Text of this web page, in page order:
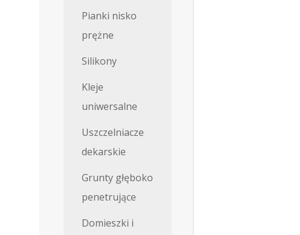
Pianki nisko
prężne
Silikony
Kleje
uniwersalne
Uszczelniacze
dekarskie
Grunty głęboko
penetrujące
Domieszki i